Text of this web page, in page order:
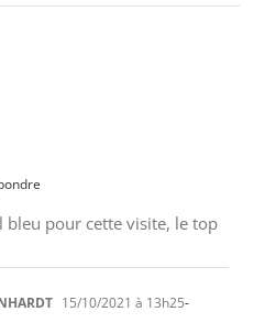
bleu pour cette visite, le top
15/10/2021 à 13h25-